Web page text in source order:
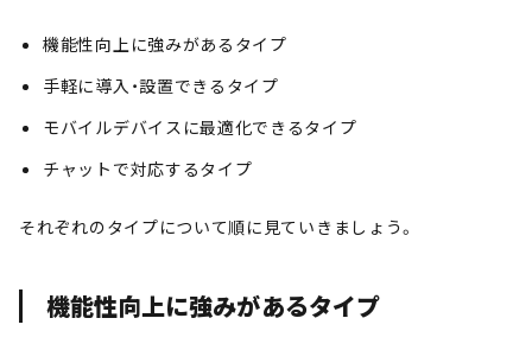
機能性向上に強みがあるタイプ
手軽に導入・設置できるタイプ
モバイルデバイスに最適化できるタイプ
チャットで対応するタイプ
それぞれのタイプについて順に見ていきましょう。
機能性向上に強みがあるタイプ